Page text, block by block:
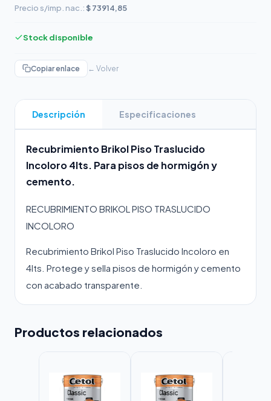
Precio s/imp. nac.: $ 73914,85
Stock disponible
Copiar enlace ← Volver
Descripción Especificaciones
Recubrimiento Brikol Piso Traslucido
Incoloro 4lts. Para pisos de hormigón y
cemento.
RECUBRIMIENTO BRIKOL PISO TRASLUCIDO
INCOLORO
Recubrimiento Brikol Piso Traslucido Incoloro en
4lts. Protege y sella pisos de hormigón y cemento
con acabado transparente.
Productos relacionados